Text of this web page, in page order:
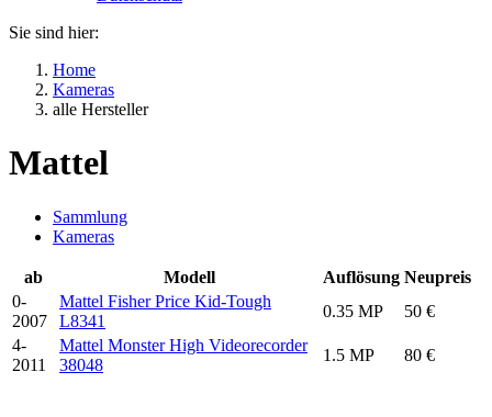
Sie sind hier:
Home
Kameras
alle Hersteller
Mattel
Sammlung
Kameras
ab Modell Auflösung Neupreis
0-
2007
Mattel Fisher Price Kid-Tough
L8341
0.35 MP
50 €
4-
2011
Mattel Monster High Videorecorder
38048
1.5 MP 80 €